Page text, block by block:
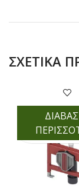
ΣΧΕΤΙΚΆ